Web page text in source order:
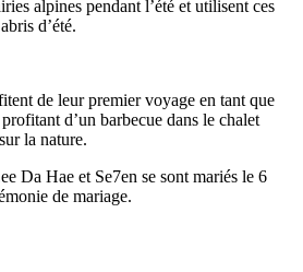
alpines pendant l’été et utilisent ces
d’été.
de leur premier voyage en tant que
d’un barbecue dans le chalet
la nature.
Da Hae et Se7en se sont mariés le 6
de mariage.